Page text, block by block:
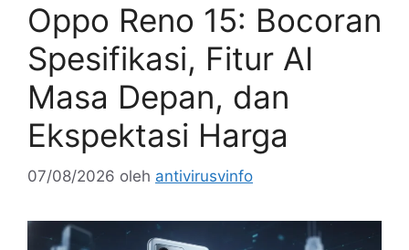
Oppo Reno 15: Bocoran
Spesifikasi, Fitur AI
Masa Depan, dan
Ekspektasi Harga
07/08/2026 oleh antivirusvinfo